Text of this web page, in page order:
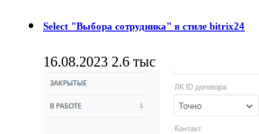
Select "Выбора сотрудника" в стиле bitrix24
16.08.2023 2.6 тыс